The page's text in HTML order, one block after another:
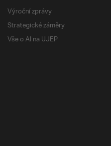
Výroční zprávy
Strategické záměry
Vše o AI na UJEP